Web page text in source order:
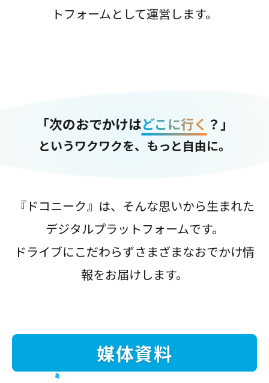
トフォームとして運営します。
「次のおでかけはどこに行く ？」
というワクワクを、もっと自由に。
『ドコニーク』は、そんな思いから生まれた
デジタルプラットフォームです。
ドライブにこだわらずさまざまなおでかけ情
報をお届けします。
媒体資料